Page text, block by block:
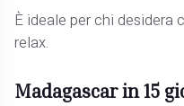
È ideale per chi desidera
relax.
Madagascar in 15